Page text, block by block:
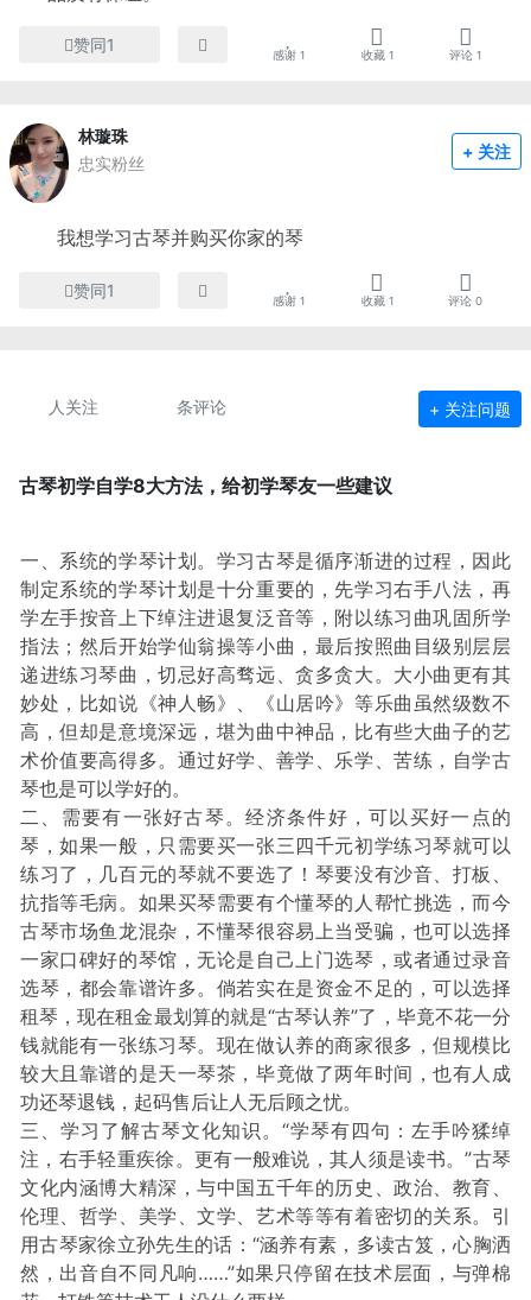
赞同1
感谢1 收藏 1 评论1
林璇珠
忠实粉丝
+ 关注
我想学习古琴并购买你家的琴
赞同1
感谢1 收藏 1 评论0
人关注 条评论 + 关注问题
古琴初学自学8大方法，给初学琴友一些建议
一、系统的学琴计划。学习古琴是循序渐进的过程，因此
制定系统的学琴计划是十分重要的，先学习右手八法，再
学左手按音上下绰注进退复泛音等，附以练习曲巩固所学
指法；然后开始学仙翁操等小曲，最后按照曲目级别层层
递进练习琴曲，切忌好高骛远、贪多贪大。大小曲更有其
妙处，比如说《神人畅》、《山居吟》等乐曲虽然级数不
高，但却是意境深远，堪为曲中神品，比有些大曲子的艺
术价值要高得多。通过好学、善学、乐学、苦练，自学古
琴也是可以学好的。
二、需要有一张好古琴。经济条件好，可以买好一点的
琴，如果一般，只需要买一张三四千元初学练习琴就可以
练习了，几百元的琴就不要选了！琴要没有沙音、打板、
抗指等毛病。如果买琴需要有个懂琴的人帮忙挑选，而今
古琴市场鱼龙混杂，不懂琴很容易上当受骗，也可以选择
一家口碑好的琴馆，无论是自己上门选琴，或者通过录音
选琴，都会靠谱许多。倘若实在是资金不足的，可以选择
租琴，现在租金最划算的就是“古琴认养”了，毕竟不花一分
钱就能有一张练习琴。现在做认养的商家很多，但规模比
较大且靠谱的是天一琴茶，毕竟做了两年时间，也有人成
功还琴退钱，起码售后让人无后顾之忧。
三、学习了解古琴文化知识。“学琴有四句：左手吟猱绰
注，右手轻重疾徐。更有一般难说，其人须是读书。”古琴
文化内涵博大精深，与中国五千年的历史、政治、教育、
伦理、哲学、美学、文学、艺术等等有着密切的关系。引
用古琴家徐立孙先生的话：“涵养有素，多读古笈，心胸洒
然，出音自不同凡响……”如果只停留在技术层面，与弹棉